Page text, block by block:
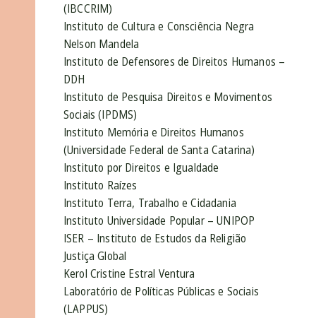
(IBCCRIM)
Instituto de Cultura e Consciência Negra
Nelson Mandela
Instituto de Defensores de Direitos Humanos –
DDH
Instituto de Pesquisa Direitos e Movimentos
Sociais (IPDMS)
Instituto Memória e Direitos Humanos
(Universidade Federal de Santa Catarina)
Instituto por Direitos e Igualdade
Instituto Raízes
Instituto Terra, Trabalho e Cidadania
Instituto Universidade Popular – UNIPOP
ISER – Instituto de Estudos da Religião
Justiça Global
Kerol Cristine Estral Ventura
Laboratório de Políticas Públicas e Sociais
(LAPPUS)